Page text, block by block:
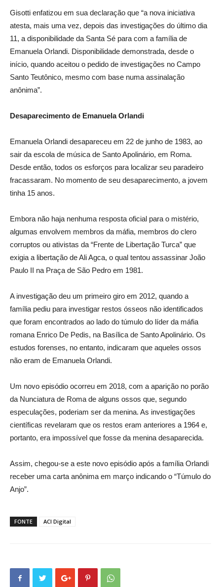
Gisotti enfatizou em sua declaração que “a nova iniciativa
atesta, mais uma vez, depois das investigações do último dia
11, a disponibilidade da Santa Sé para com a família de
Emanuela Orlandi. Disponibilidade demonstrada, desde o
início, quando aceitou o pedido de investigações no Campo
Santo Teutônico, mesmo com base numa assinalação
anônima”.
Desaparecimento de Emanuela Orlandi
Emanuela Orlandi desapareceu em 22 de junho de 1983, ao
sair da escola de música de Santo Apolinário, em Roma.
Desde então, todos os esforços para localizar seu paradeiro
fracassaram. No momento de seu desaparecimento, a jovem
tinha 15 anos.
Embora não haja nenhuma resposta oficial para o mistério,
algumas envolvem membros da máfia, membros do clero
corruptos ou ativistas da “Frente de Libertação Turca” que
exigia a libertação de Ali Agca, o qual tentou assassinar João
Paulo II na Praça de São Pedro em 1981.
A investigação deu um primeiro giro em 2012, quando a
família pediu para investigar restos ósseos não identificados
que foram encontrados ao lado do túmulo do líder da máfia
romana Enrico De Pedis, na Basílica de Santo Apolinário. Os
estudos forenses, no entanto, indicaram que aqueles ossos
não eram de Emanuela Orlandi.
Um novo episódio ocorreu em 2018, com a aparição no porão
da Nunciatura de Roma de alguns ossos que, segundo
especulações, poderiam ser da menina. As investigações
científicas revelaram que os restos eram anteriores a 1964 e,
portanto, era impossível que fosse da menina desaparecida.
Assim, chegou-se a este novo episódio após a família Orlandi
receber uma carta anônima em março indicando o “Túmulo do
Anjo”.
FONTE ACI Digital